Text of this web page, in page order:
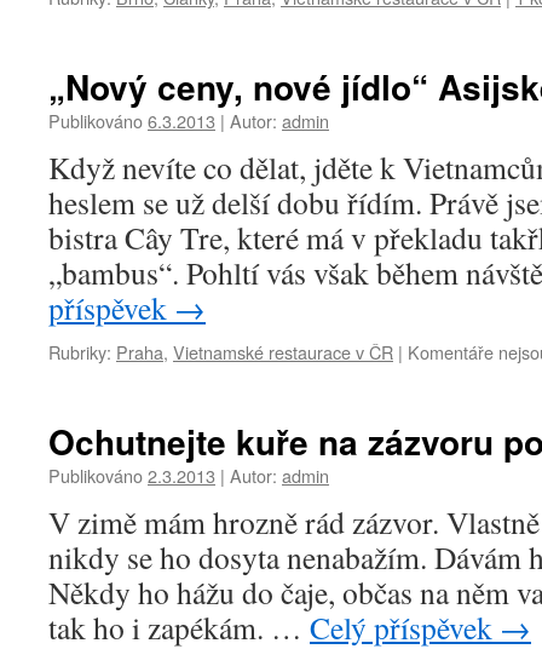
„Nový ceny, nové jídlo“
Publikováno6.3.2013 | Autor: admin
Když nevíte co dělat, jděte k
heslem se už delší dobu řídím. Právě
bistra Cây Tre, které má v překladu
„bambus“. Pohltí vás však během
příspěvek →
Rubriky: Praha, Vietnamské restaurace v ČR | Komentáře
Ochutnejte kuře na zázvoru
Publikováno2.3.2013 | Autor: admin
V zimě mám hrozně rád zázvor.
nikdy se ho dosyta nenabažím. Dávám
Někdy ho hážu do čaje, občas na něm
tak ho i zapékám. … Celý příspěvek →